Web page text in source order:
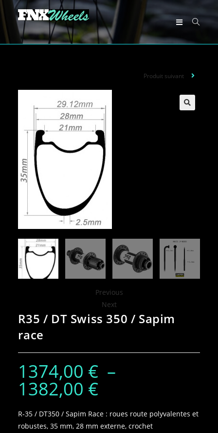
Produit suivant
Previous
Next
R35 / DT Swiss 350 / Sapim
race
1374,00 € –
1382,00 €
R‑35 / DT350 / Sapim Race : roues route polyvalentes et
robustes, 35 mm, 28 mm externe, crochet